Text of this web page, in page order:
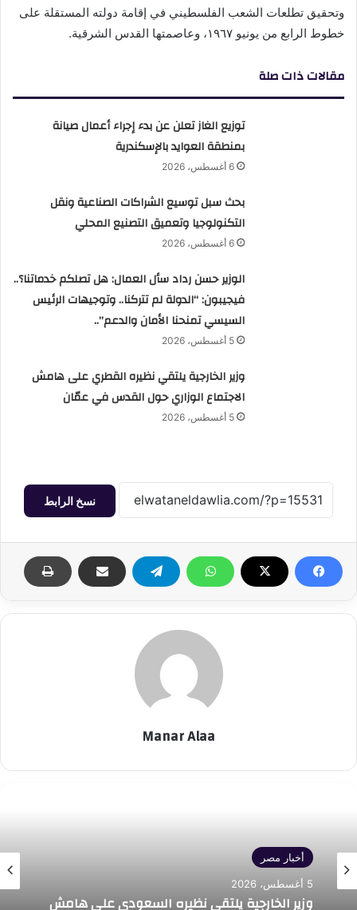
وتحقيق تطلعات الشعب الفلسطيني في إقامة دولته المستقلة على
خطوط الرابع من يونيو ١٩٦٧، وعاصمتها القدس الشرقية.
مقالات ذات صلة
توزيع الغاز تعلن عن بدء إجراء أعمال صيانة
بمنطقة العوايد بالإسكندرية
6 أغسطس، 2026
بحث سبل توسيع الشراكات الصناعية ونقل
التكنولوجيا وتعميق التصنيع المحلي
6 أغسطس، 2026
الوزير حسن رداد سأل العمال: هل تصلكم خدماتنا؟..
فيجيبون: “الدولة لم تتركنا.. وتوجيهات الرئيس
السيسي تمنحنا الأمان والدعم”..
5 أغسطس، 2026
وزير الخارجية يلتقي نظيره القطري على هامش
الاجتماع الوزاري حول القدس في عمّان
5 أغسطس، 2026
نسخ الرابط
Manar Alaa
أخبار مصر
5 أغسطس، 2026
وزير الخارجية يلتقي نظيره السعودي على هامش